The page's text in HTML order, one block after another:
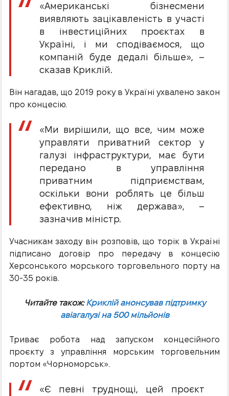
«Американські бізнесмени
виявляють зацікавленість в участі
в інвестиційних проєктах в
Україні, і ми сподіваємося, що
компаній буде дедалі більше», –
сказав Криклій.
Він нагадав, що 2019 року в Україні ухвалено закон
про концесію.
«Ми вирішили, що все, чим може
управляти приватний сектор у
галузі інфраструктури, має бути
передано в управління
приватним підприємствам,
оскільки вони роблять це більш
ефективно, ніж держава», –
зазначив міністр.
Учасникам заходу він розповів, що торік в Україні
підписано договір про передачу в концесію
Херсонського морського торговельного порту на
30-35 років.
Читайте також:Криклій анонсував підтримку
авіагалузі на 500 мільйонів
Триває робота над запуском концесійного
проєкту з управління морським торговельним
портом «Чорноморськ».
«Є певні труднощі, цей проєкт